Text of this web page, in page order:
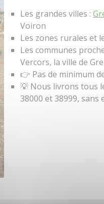
Les grandes villes :
Voiron
Les zones rurales et
Les communes
Vercors, la ville de
👉 Pas de minimum
💡 Nous livrons tous
38000 et 38999, sans